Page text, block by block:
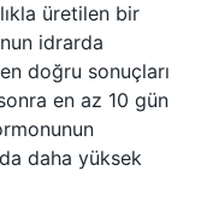
üretilen bir
idrarda
doğru sonuçları
en az 10 gün
daha yüksek